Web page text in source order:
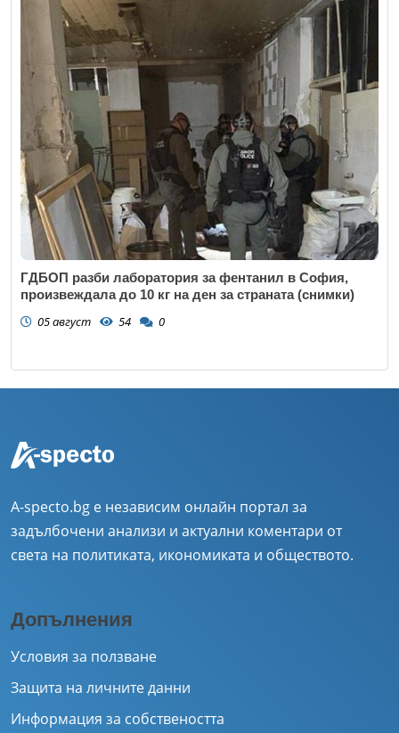
ГДБОП разби лаборатория за фентанил в София,
произвеждала до 10 кг на ден за страната (снимки)
05 август 54 0
A-specto.bg е независим онлайн портал за
задълбочени анализи и актуални коментари от
света на политиката, икономиката и обществото.
Допълнения
Условия за ползване
Защита на личните данни
Информация за собствеността